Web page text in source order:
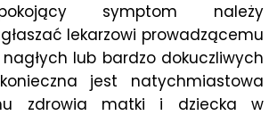
symptom należy
lekarzowi prowadzącemu
lub bardzo dokuczliwych
jest natychmiastowa
zdrowia matki i dziecka w